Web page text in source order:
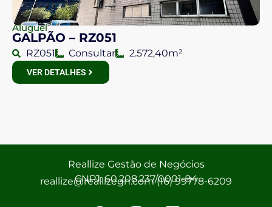
Aluguel
GALPÃO – RZ051
RZ051 Consultar 2.572,40m²
VER DETALHES
Reallize Gestão de Negócios
CNPJ: 60.208.237/0001-94
reallize@reallizegn.com (16) 99778-6209